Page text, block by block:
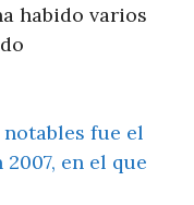
habido varios
fue el
en el que